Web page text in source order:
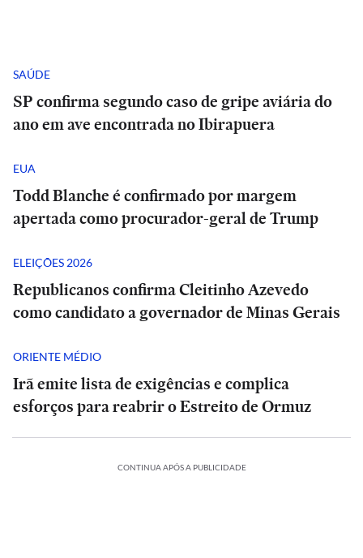
SAÚDE
SP confirma segundo caso de gripe aviária do
ano em ave encontrada no Ibirapuera
EUA
Todd Blanche é confirmado por margem
apertada como procurador-geral de Trump
ELEIÇÕES 2026
Republicanos confirma Cleitinho Azevedo
como candidato a governador de Minas Gerais
ORIENTE MÉDIO
Irã emite lista de exigências e complica
esforços para reabrir o Estreito de Ormuz
CONTINUA APÓS A PUBLICIDADE